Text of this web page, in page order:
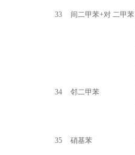
33 间二甲苯+对 二甲苯
34 邻二甲苯
35 硝基苯